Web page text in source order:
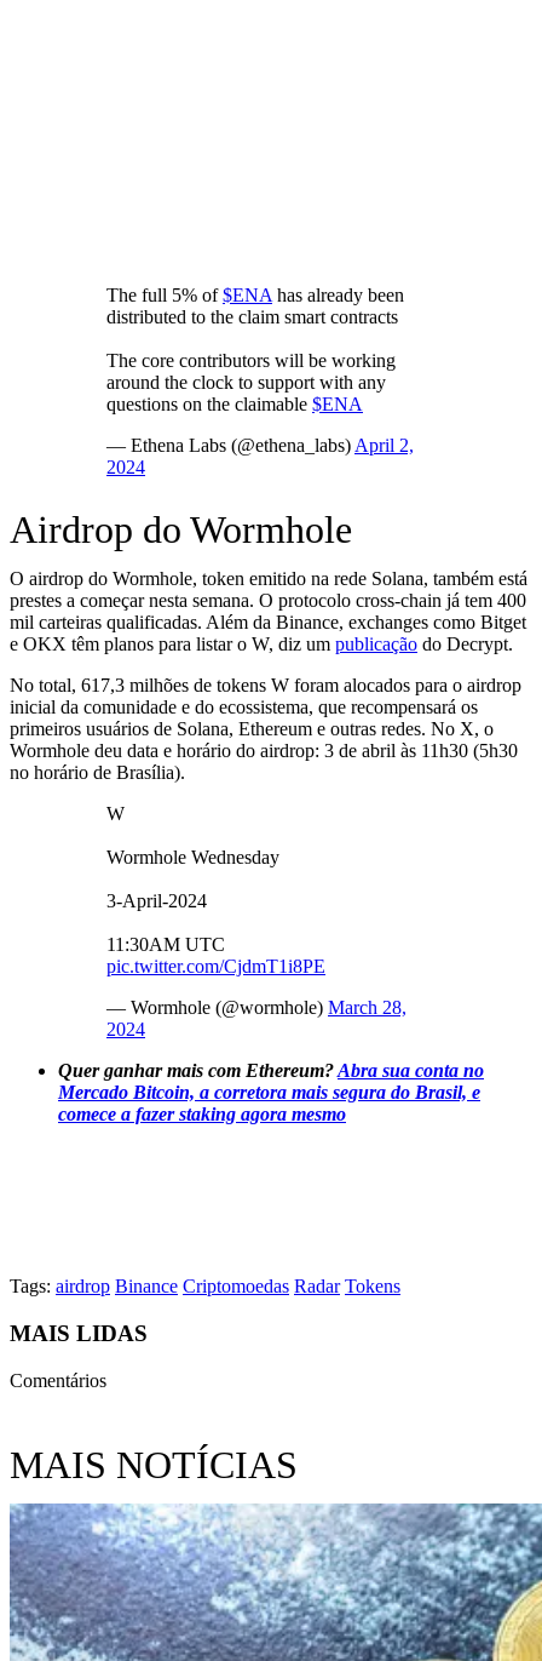
The full 5% of$ENA has already been
distributed to the claim smart contracts
The core contributors will be working
around the clock to support with any
questions on the claimable $ENA
— Ethena Labs (@ethena_labs) April 2,
2024
Airdrop do Wormhole
O airdrop do Wormhole, token emitido na rede Solana, também está
prestes a começar nesta semana. O protocolo cross-chain já tem 400
mil carteiras qualificadas. Além da Binance, exchanges como Bitget
e OKX têm planos para listar o W, diz um publicação do Decrypt.
No total, 617,3 milhões de tokens W foram alocados para o airdrop
inicial da comunidade e do ecossistema, que recompensará os
primeiros usuários de Solana, Ethereum e outras redes. No X, o
Wormhole deu data e horário do airdrop: 3 de abril às 11h30 (5h30
no horário de Brasília).
W
Wormhole Wednesday
3-April-2024
11:30AM UTC
pic.twitter.com/CjdmT1i8PE
— Wormhole (@wormhole) March 28,
2024
Quer ganhar mais com Ethereum?Abra sua conta no
Mercado Bitcoin, a corretora mais segura do Brasil, e
comece a fazer staking agora mesmo
Tags: airdrop Binance Criptomoedas Radar Tokens
MAIS LIDAS
Comentários
MAIS NOTÍCIAS